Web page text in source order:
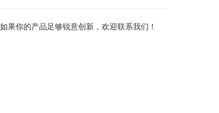
如果你的产品足够锐意创新，欢迎联系我们 ！